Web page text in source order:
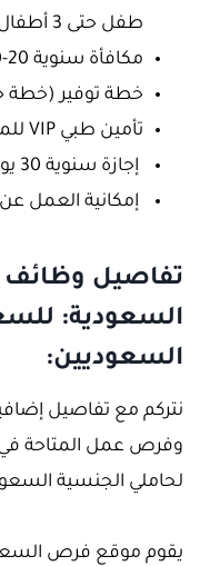
طفل حتى 3 أطفال).
مكافأة سنوية 20-30% (حسب الأداء)
خطة توفير (خطة
تأمين طبي VIP للموظف وأسرته ووالديه.
إجازة سنوية 30 يوماً.
إمكانية العمل عن بعد 24 يوماً
تفاصيل وظائف
السعودية:
السعوديين:
نتركم مع تفاصيل
وفرص عمل المتاحة
لحاملي الجنسية
يقوم موقع فرص